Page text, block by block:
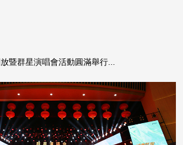
暨群星演唱會活動圓滿舉行...